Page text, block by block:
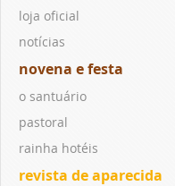
loja oficial
notícias
novena e festa
o santuário
pastoral
rainha hotéis
revista de aparecida